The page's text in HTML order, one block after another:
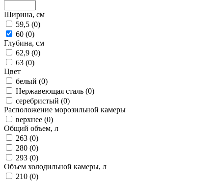
Ширина, см
59,5 (0)
60 (0)
Глубина, см
62,9 (0)
63 (0)
Цвет
белый (0)
Нержавеющая сталь (0)
серебристый (0)
Расположение морозильной камеры
верхнее (0)
Общий объем, л
263 (0)
280 (0)
293 (0)
Объем холодильной камеры, л
210 (0)